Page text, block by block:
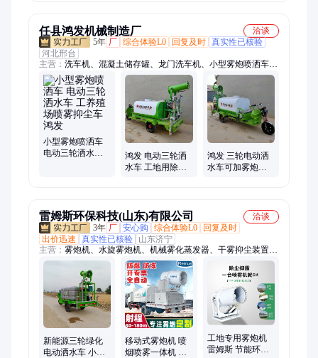
任县鸿发机械制造厂
洽谈
5年 厂 综合体验L0 回复及时 真实性已核验
河北邢台
主营： 洗车机、混凝土储存罐、龙门洗车机、小型雾炮喷洒车、
往复式洗车机、自助洗车机、洒水车、围挡喷淋、雾桩、滚轴洗
轮机
小型雾炮喷洒车
电动三轮洒水车
鸿发 电动三轮洒
水车 工地用除尘
鸿发 三轮电动洒
水车可加雾炮喷
雷姆斯环保科技(山东)有限公司
洽谈
3年 厂 安心购 综合体验L0
回复及时
出价迅速
真实性已核验
山东济宁
主营： 雾炮机、水旋雾炮机、机械雾化蒸发器、干雾抑尘装置、
工程洗轮机
新能源三轮绿化
电动洒水车 小型
移动式雾炮机 喷
烟喷雾一体机 垃
工地专用雾炮机
雷姆斯 节能环保